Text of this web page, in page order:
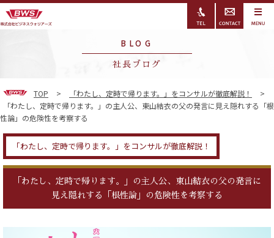
BLOG
社長ブログ
TOP > 「わたし、定時で帰ります。」をコンサルが徹底解説！
>
「わたし、定時で帰ります。」の主人公、東山結衣の父の発言に見え隠れする「根
性論」の危険性を考察する
「わたし、定時で帰ります。」をコンサルが徹底解説！
「わたし、定時で帰ります。」の主人公、東山結衣の父の発言に
見え隠れする「根性論」の危険性を考察する